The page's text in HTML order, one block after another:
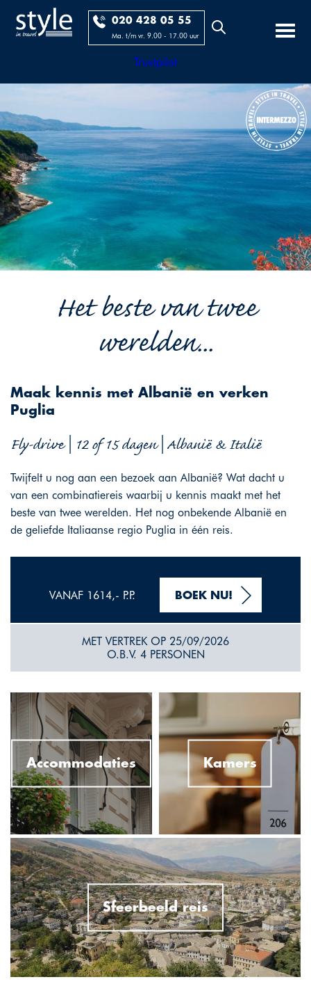
020 428 05 55
Ma. t/m vr. 9.00 - 17.00 uur
Trustpilot
Het beste van twee
werelden...
Maak kennis met Albanië en verken
Puglia
Fly-drive | 12 of 15 dagen | Albanië & Italië
Twijfelt u nog aan een bezoek aan Albanië? Wat dacht u
van een combinatiereis waarbij u kennis maakt met het
beste van twee werelden. Het nog onbekende Albanië en
de geliefde Italiaanse regio Puglia in één reis.
VANAF 1614,- P.P. BOEK NU!
MET VERTREK OP 25/09/2026
O.B.V. 4 PERSONEN
Accommodaties Kamers
Sfeerbeeld reis